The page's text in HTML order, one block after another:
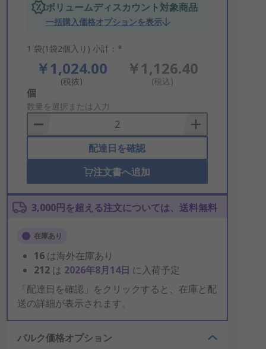
ボリュームディスカウント対象商品
一括購入価格オプションを表示
1 袋(1袋2個入り) 小計：*
￥1,024.00
(税抜)
￥1,126.40
(税込)
Add
to
Basket
個
数量を選択または入力
配達日を確認
注文書へ追加
3,000円を超える注文については、送料無料
在庫あり
16 は海外在庫あり
212 は 2026年8月14日 に入荷予定
「配達日を確認」をクリックすると、在庫と配
送の詳細が表示されます。
バルク価格オプション